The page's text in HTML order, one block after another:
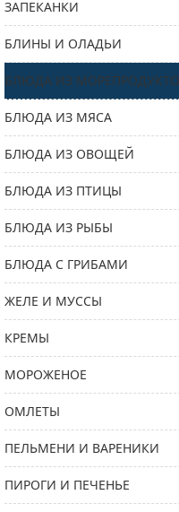
ЗАПЕКАНКИ
БЛИНЫ И ОЛАДЬИ
БЛЮДА ИЗ
БЛЮДА ИЗ МЯСА
БЛЮДА ИЗ ОВОЩЕЙ
БЛЮДА ИЗ ПТИЦЫ
БЛЮДА ИЗ РЫБЫ
БЛЮДА С ГРИБАМИ
ЖЕЛЕ И МУССЫ
КРЕМЫ
МОРОЖЕНОЕ
ОМЛЕТЫ
ПЕЛЬМЕНИ И ВАРЕНИКИ
ПИРОГИ И ПЕЧЕНЬЕ